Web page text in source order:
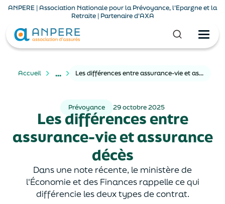
ANPERE | Association Nationale pour la Prévoyance, l'Epargne et la
Retraite | Partenaire d'AXA
Accueil ... Les différences entre assurance-vie et assurance décès
Prévoyance 29 octobre 2025
Les différences entre
assurance-vie et assurance
décès
Dans une note récente, le ministère de
l'Économie et des Finances rappelle ce qui
différencie les deux types de contrat.